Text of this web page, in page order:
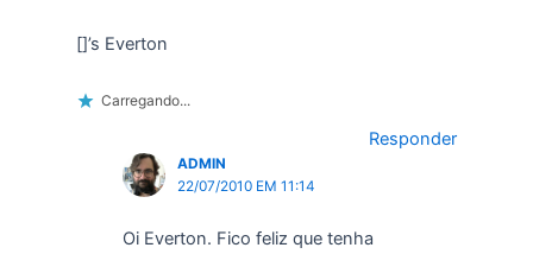
[]’s Everton
Carregando...
Responder
ADMIN
22/07/2010 EM 11:14
Oi Everton. Fico feliz que tenha